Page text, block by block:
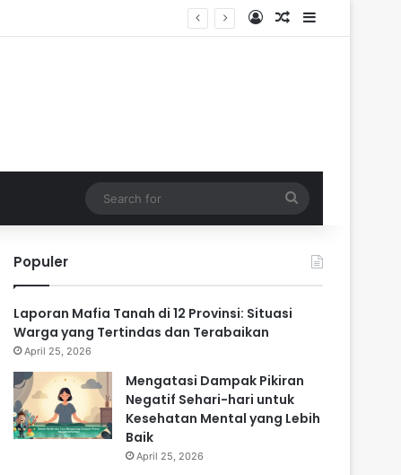
Log InRandom Article
Sidebar
for
Populer
Laporan Mafia Tanah di 12 Provinsi: Situasi
Warga yang Tertindas dan Terabaikan
April 25, 2026
Mengatasi Dampak Pikiran
Negatif Sehari-hari untuk
Kesehatan Mental yang Lebih
Baik
April 25, 2026